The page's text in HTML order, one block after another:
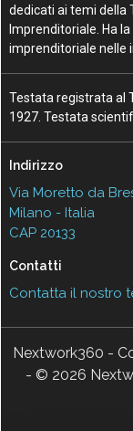
dedicati ai temi della
Imprenditoriale. Ha
imprenditoriale nelle
Testata registrata al
1927. Testata
Indirizzo
Via Moretto da
Milano - Italia
CAP 20133
Contatti
Contatta il nostro
Nextwork360 -
- © 2026